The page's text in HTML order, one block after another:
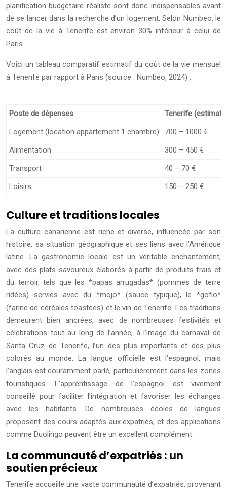
planification budgétaire réaliste sont donc indispensables avant
de se lancer dans la recherche d’un logement. Selon Numbeo, le
coût de la vie à Tenerife est environ 30% inférieur à celui de
Paris.
Voici un tableau comparatif estimatif du coût de la vie mensuel
à Tenerife par rapport à Paris (source : Numbeo, 2024) :
Poste de dépenses
Tenerife
Logement (location appartement 1 chambre)
700 – 1000 €
Alimentation
300 – 450 €
Transport
40 – 70 €
Loisirs
150 – 250 €
Culture et traditions locales
La culture canarienne est riche et diverse, influencée par son
histoire, sa situation géographique et ses liens avec l’Amérique
latine. La gastronomie locale est un véritable enchantement,
avec des plats savoureux élaborés à partir de produits frais et
du terroir, tels que les *papas arrugadas* (pommes de terre
ridées) servies avec du *mojo* (sauce typique), le *gofio*
(farine de céréales toastées) et le vin de Tenerife. Les traditions
demeurent bien ancrées, avec de nombreuses festivités et
célébrations tout au long de l’année, à l’image du carnaval de
Santa Cruz de Tenerife, l’un des plus importants et des plus
colorés au monde. La langue officielle est l’espagnol, mais
l’anglais est couramment parlé, particulièrement dans les zones
touristiques. L’apprentissage de l’espagnol est vivement
conseillé pour faciliter l’intégration et favoriser les échanges
avec les habitants. De nombreuses écoles de langues
proposent des cours adaptés aux expatriés, et des applications
comme Duolingo peuvent être un excellent complément.
La communauté d’expatriés : un
soutien précieux
Tenerife accueille une vaste communauté d’expatriés, provenant